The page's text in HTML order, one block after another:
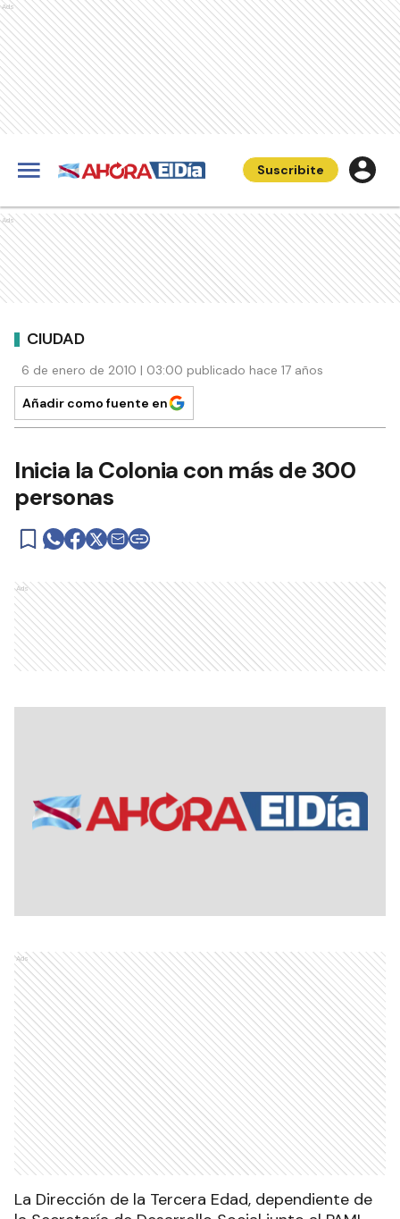
Ads
Suscribite
Ads
CIUDAD
6 de enero de 2010 | 03:00 publicado hace 17 años
Añadir como fuente en
Inicia la Colonia con más de 300
personas
Ads
Ads
La Dirección de la Tercera Edad, dependiente de